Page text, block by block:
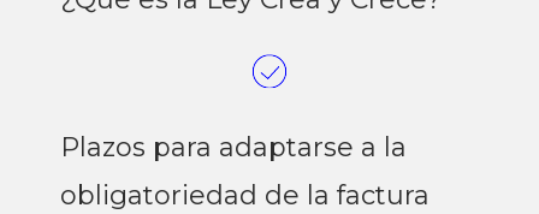
Plazos para adaptarse a la
obligatoriedad de la factura